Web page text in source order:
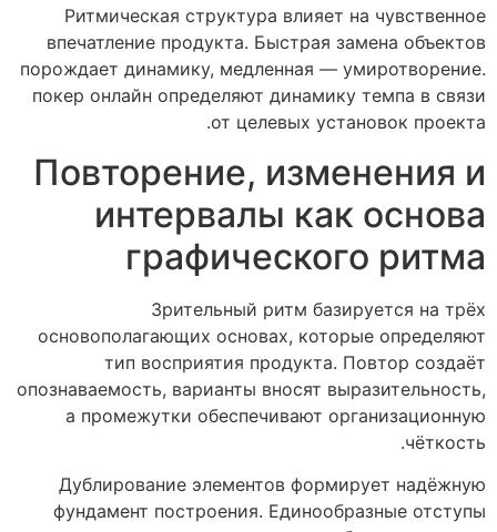
Ритмическая структура влияет на чувственное
впечатление продукта. Быстрая замена объектов
порождает динамику, медленная — умиротворение.
покер онлайн определяют динамику темпа в связи
от целевых установок проекта.
Повторение, изменения и
интервалы как основа
графического ритма
Зрительный ритм базируется на трёх
основополагающих основах, которые определяют
тип восприятия продукта. Повтор создаёт
опознаваемость, варианты вносят выразительность,
а промежутки обеспечивают организационную
чёткость.
Дублирование элементов формирует надёжную
фундамент построения. Единообразные отступы